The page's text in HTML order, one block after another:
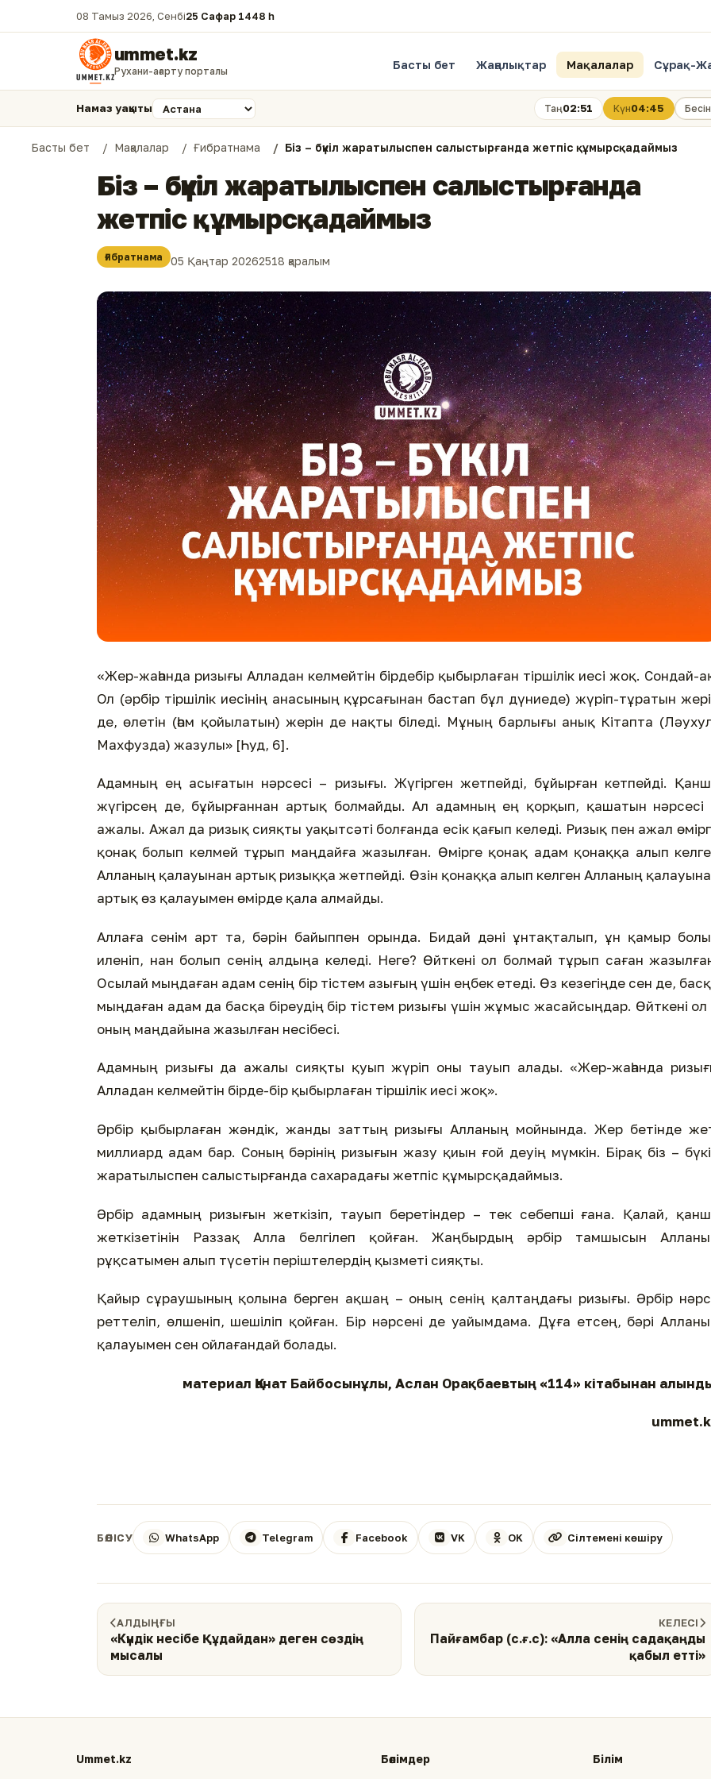
08 Тамыз 2026, Сенбі25 Сафар 1448 һ.
ummet.kz
Рухани-ағарту порталы Басты бет Жаңалықтар Мақалалар Сұрақ-
Намаз уақыты Таң02:51 Күн04:45 Бесін
Басты бет Мақалалар Ғибратнама Біз – бүкіл жаратылыспен салыстырғанда жетпіс құмырсқадаймыз
Біз – бүкіл жаратылыспен салыстырғанда
жетпіс құмырсқадаймыз
Ғибратнама 05 Қаңтар 20262518 қаралым
«Жер-жаһанда ризығы Алладан келмейтін бірдебір қыбырлаған тіршілік иесі жоқ. Сондай-
Ол (әрбір тіршілік иесінің анасының құрсағынан бастап бұл дүниеде) жүріп-тұратын
де, өлетін (һәм қойылатын) жерін де нақты біледі. Мұның барлығы анық Кітапта
Махфузда) жазулы» [Һуд, 6].
Адамның ең асығатын нәрсесі – ризығы. Жүгірген жетпейді, бұйырған кетпейді.
жүгірсең де, бұйырғаннан артық болмайды. Ал адамның ең қорқып, қашатын нәрсесі
ажалы. Ажал да ризық сияқты уақытсәті болғанда есік қағып келеді. Ризық пен ажал
қонақ болып келмей тұрып маңдайға жазылған. Өмірге қонақ адам қонаққа алып
Алланың қалауынан артық ризыққа жетпейді. Өзін қонаққа алып келген Алланың
артық өз қалауымен өмірде қала алмайды.
Аллаға сенім арт та, бәрін байыппен орында. Бидай дәні ұнтақталып, ұн қамыр
иленіп, нан болып сенің алдыңа келеді. Неге? Өйткені ол болмай тұрып саған
Осылай мыңдаған адам сенің бір тістем азығың үшін еңбек етеді. Өз кезегіңде сен де,
мыңдаған адам да басқа біреудің бір тістем ризығы үшін жұмыс жасайсыңдар. Өйткені ол
оның маңдайына жазылған несібесі.
Адамның ризығы да ажалы сияқты қуып жүріп оны тауып алады. «Жер-жаһанда
Алладан келмейтін бірде-бір қыбырлаған тіршілік иесі жоқ».
Әрбір қыбырлаған жәндік, жанды заттың ризығы Алланың мойнында. Жер бетінде
миллиард адам бар. Соның бәрінің ризығын жазу қиын ғой деуің мүмкін. Бірақ біз –
жаратылыспен салыстырғанда сахарадағы жетпіс құмырсқадаймыз.
Әрбір адамның ризығын жеткізіп, тауып беретіндер – тек себепші ғана. Қалай,
жеткізетінін Раззақ Алла белгілеп қойған. Жаңбырдың әрбір тамшысын
рұқсатымен алып түсетін періштелердің қызметі сияқты.
Қайыр сұраушының қолына берген ақшаң – оның сенің қалтаңдағы ризығы. Әрбір
реттеліп, өлшеніп, шешіліп қойған. Бір нәрсені де уайымдама. Дұға етсең, бәрі
қалауымен сен ойлағандай болады.
материал Қанат Байбосынұлы, Аслан Орақбаевтың «114» кітабынан
БӨЛІСУ WhatsApp Telegram Facebook VK OK Сілтемені көшіру
АЛДЫҢҒЫ
«Күндік несібе Құдайдан» деген сөздің
мысалы
КЕЛЕСІ
Пайғамбар (с.ғ.с): «Алла сенің садақаңды
қабыл етті»
Ummet.kz
Бөлімдер Білім